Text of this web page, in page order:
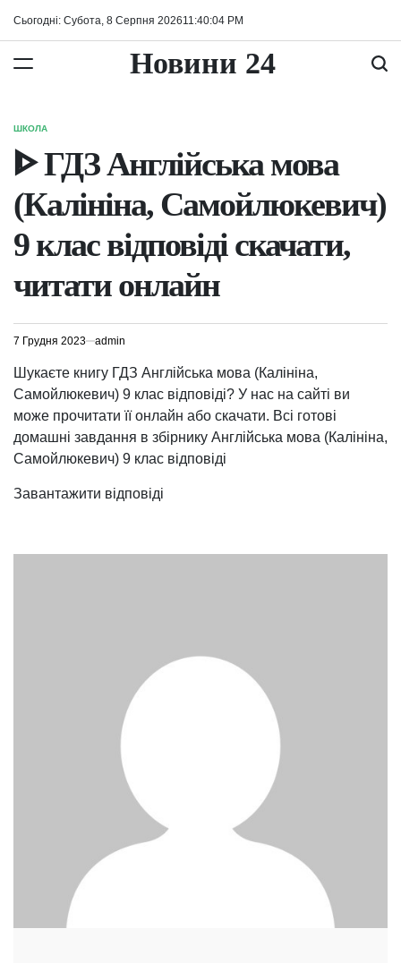
Сьогодні: Субота, 8 Серпня 202611 :40:04 PM
Новини 24
ОПУБЛІКУВАТИ
У
ШКОЛА
ᐈ ГДЗ Англійська мова
(Калініна, Самойлюкевич)
9 клас відповіді скачати,
читати онлайн
7 Грудня 2023 admin
Шукаєте книгу ГДЗ Англійська мова (Калініна,
Самойлюкевич) 9 клас відповіді? У нас на сайті ви
може прочитати її онлайн або скачати. Всі готові
домашні завдання в збірнику Англійська мова (Калініна,
Самойлюкевич) 9 клас відповіді
Завантажити відповіді